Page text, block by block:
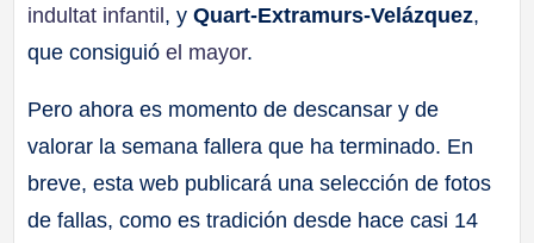
indultat infantil , yQuart-Extramurs-Velázquez,
que consiguióel mayor.
Pero ahora es momento de descansar y de
valorar la semana fallera que ha terminado. En
breve, esta web publicará una selección de fotos
de fallas, como es tradición desde hace casi 14